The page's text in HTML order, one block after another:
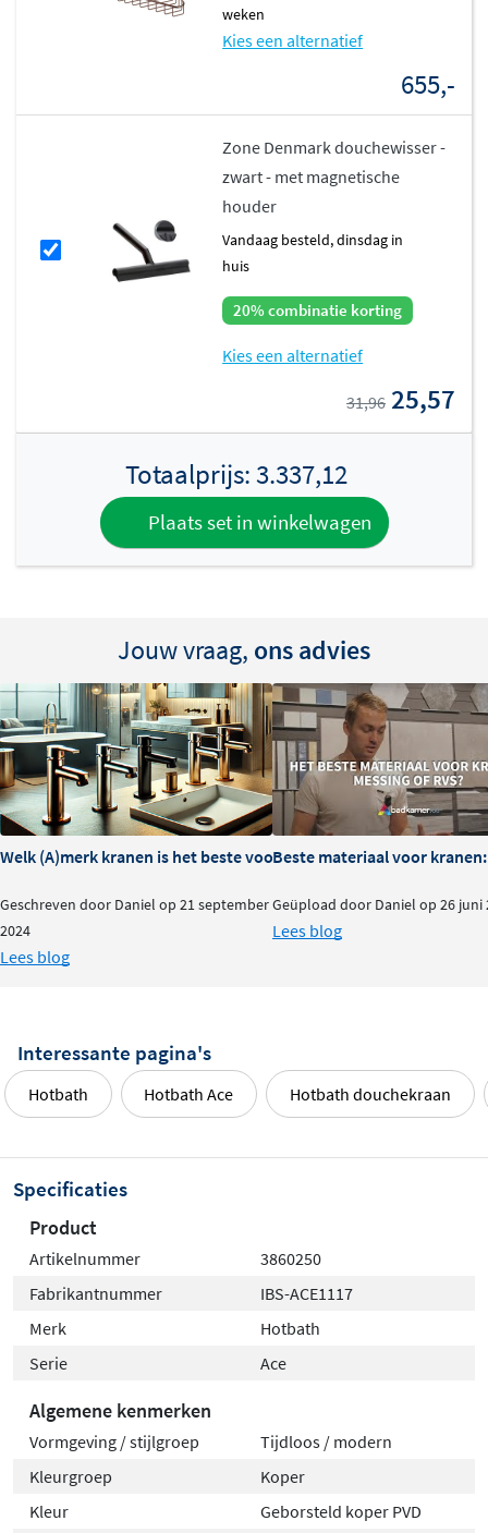
weken
Kies een alternatief
655,-
Zone Denmark douchewisser -
zwart - met magnetische
houder
vandaag besteld, dinsdag in
huis
20% combinatie korting
Kies een alternatief
31,96 25,57
Totaalprijs:3.337,12
Plaats set in winkelwagen
Jouw vraag, ons advies
Welk (A)merk kranen is het beste voor je badkamer?
Geschreven door Daniel op 21 september
2024
Lees blog
Beste materiaal voor kranen:
Geüpload door Daniel op 26 juni
Lees blog
Interessante pagina's
Hotbath Hotbath Ace Hotbath douchekraan
Specificaties
Product
Artikelnummer
3860250
Fabrikantnummer
IBS-ACE1117
Merk
Hotbath
Serie
Ace
Algemene kenmerken
Vormgeving / stijlgroep
Tijdloos / modern
Kleurgroep
Koper
Kleur
Geborsteld koper PVD